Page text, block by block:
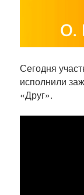
к
а
ц
Сегодня
исполнили
«Друг».